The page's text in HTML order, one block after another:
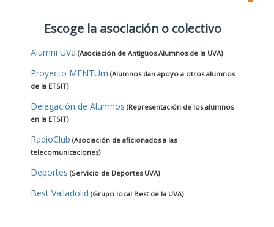
Escoge la asociación o colectivo
Alumni UVa (Asociación de Antiguos Alumnos de la UVA)
Proyecto MENTUm (Alumnos dan apoyo a otros alumnos
de la ETSIT)
Delegación de Alumnos (Representación de los alumnos
en la ETSIT)
RadioClub (Asociación de aficionados a las
telecomunicaciones)
Deportes (Servicio de Deportes UVA)
Best Valladolid (Grupo local Best de la UVA)